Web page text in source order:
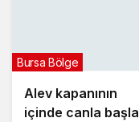
Alev kapanının
içinde canla başla
Bursa Bölge